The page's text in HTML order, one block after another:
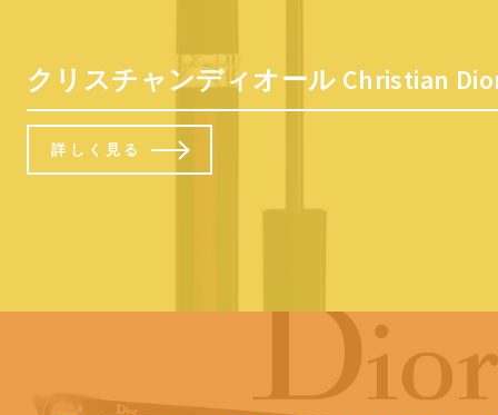
クリスチャンディオール Christian
詳しく見る